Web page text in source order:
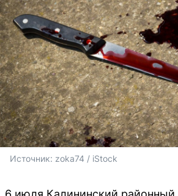
Источник: zoka74 / iStock